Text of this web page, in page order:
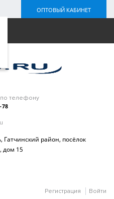
ОПТОВЫЙ КАБИНЕТ
по телефону
78
Гатчинский район, посёлок
дом 15
Регистрация Войти